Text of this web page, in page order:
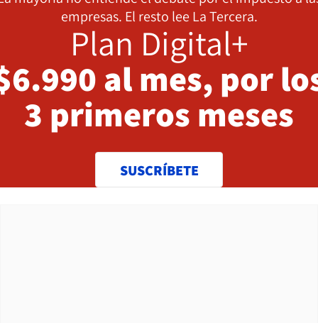
empresas. El resto lee La Tercera.
Plan Digital+
al mes, por
3 primeros meses
SUSCRÍBETE